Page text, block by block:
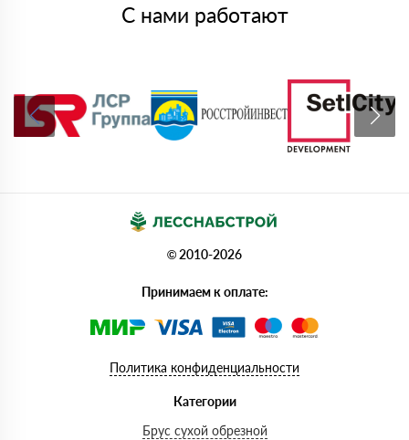
С нами работают
© 2010-2026
Принимаем к оплате:
Политика конфиденциальности
Категории
Брус сухой обрезной